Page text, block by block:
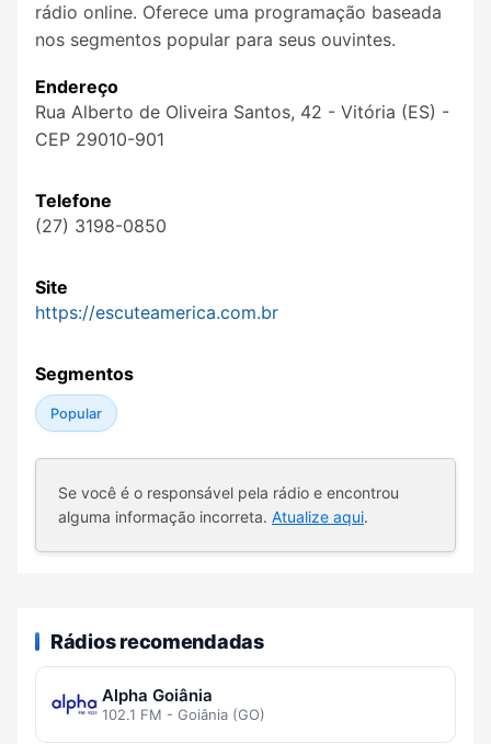
rádio online. Oferece uma programação baseada
nos segmentos popular para seus ouvintes.
Endereço
Rua Alberto de Oliveira Santos, 42 - Vitória (ES) -
CEP 29010-901
Telefone
(27) 3198-0850
Site
https://escuteamerica.com.br
Segmentos
Popular
Se você é o responsável pela rádio e encontrou
alguma informação incorreta. Atualize aqui.
Rádios recomendadas
Alpha Goiânia
102.1 FM - Goiânia (GO)